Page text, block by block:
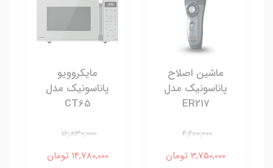
ماشین اصلاح
پاناسونیک مدل
ER217
4,400,000
3,750,000 تومان
مایکروویو
پاناسونیک مدل
CT65
16,830,000
14,780,000 تومان